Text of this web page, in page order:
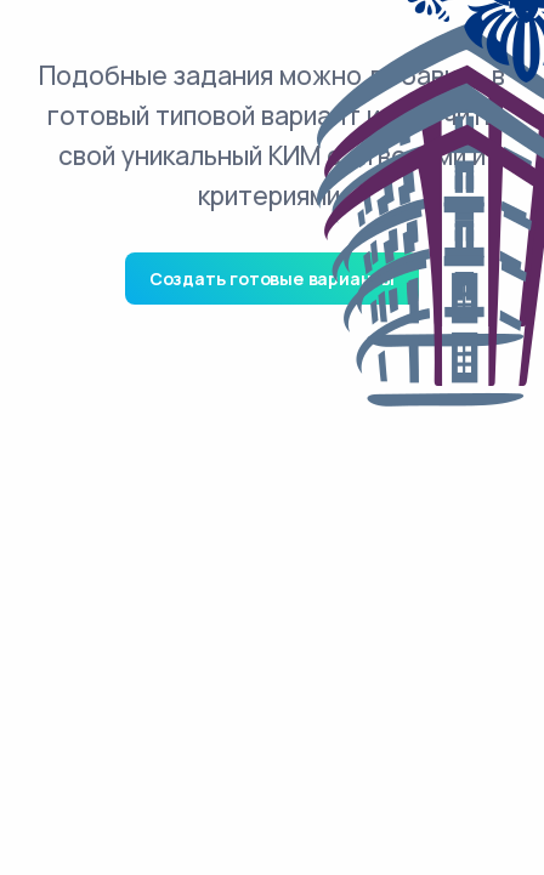
Подобные задания можно добавить в
готовый типовой вариант и получить
свой уникальный КИМ с ответами и
критериями.
Создать готовые варианты